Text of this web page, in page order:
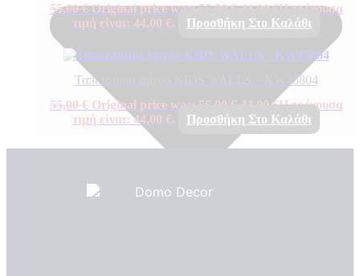
55,00€ Original price was: 55,00 €.44,00€Η τρέχουσα
τιμή είναι: 44,00 €.
Προσθήκη Στο Καλάθι
Ταπετσαρία τοίχου KIDS WALLS – KW45804
55,00€ Original price was: 55,00 €. 44,00€Η τρέχουσα
τιμή είναι: 44,00 €.
Προσθήκη Στο Καλάθι